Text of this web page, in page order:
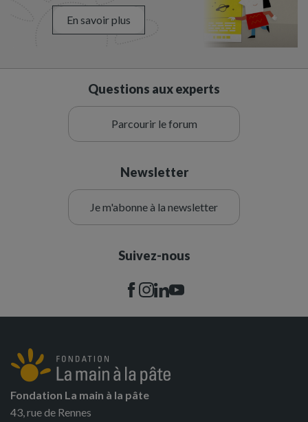
En savoir plus
Questions aux experts
Parcourir le forum
Newsletter
Je m'abonne à la newsletter
Suivez-nous
Fondation La main à la pâte
43, rue de Rennes